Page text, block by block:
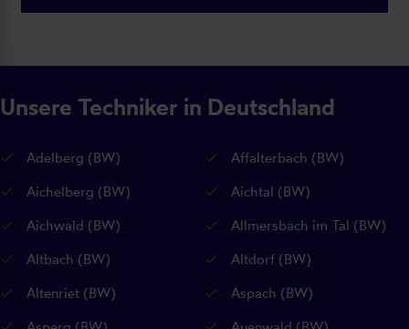
Unsere Techniker in Deutschland
Adelberg (BW)
Affalterbach (BW)
Aichelberg (BW)
Aichtal (BW)
Aichwald (BW)
Allmersbach im Tal (BW)
Altbach (BW)
Altdorf (BW)
Altenriet (BW)
Aspach (BW)